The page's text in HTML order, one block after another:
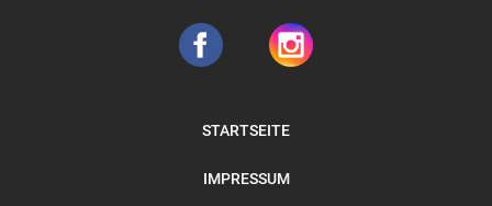
STARTSEITE
IMPRESSUM